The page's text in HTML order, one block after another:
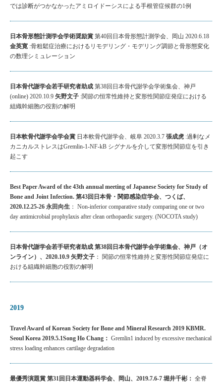
では診断がつかなかったアミロイドーシスによる手根管症候群の1例
日本骨形態計測学会学術奨励賞 第40回日本骨形態計測学会、岡山 2020.6.18
金英寛 :骨粗鬆症治療におけるリモデリング・モデリング調節と骨形態変化
の数理シミュレーション
日本骨代謝学会若手研究者助成 第38回日本骨代謝学会学術集会、神戸
(online) 2020.10.9 矢野文子 :関節の恒常性維持と変形性関節症発症における
組織幹細胞の役割の解明
日本軟骨代謝学会学会賞 日本軟骨代謝学会、岐阜 2020.3.7 張成虎 :過剰なメ
カニカルストレスはGremlin-1-NF-kB シグナルを介して変形性関節症を引き
起こす
Best Paper Award of the 43th annual meeting of Japanese Society for Study of
Bone and Joint Infection. 第43回日本骨・関節感染症学会、つくば、
2020.12.25-26 永田向生 ： Non-inferior comparative study comparing one or two
day antimicrobial prophylaxis after clean orthopaedic surgery. (NOCOTA study)
日本骨代謝学会若手研究者助成 第38回日本骨代謝学会学術集会、神戸（オ
ンライン）、2020.10.9 矢野文子 ： 関節の恒常性維持と変形性関節症発症に
おける組織幹細胞の役割の解明
2019
Travel Award of Korean Society for Bone and Mineral Research 2019 KBMR.
Seoul Korea 2019.5.1Song Ho Chang： Gremlin1 induced by excessive mechanical
stress loading enhances cartilage degradation
最優秀演題賞 第31回日本運動器科学会、岡山、2019.7.6-7 堀井千彬： 全脊